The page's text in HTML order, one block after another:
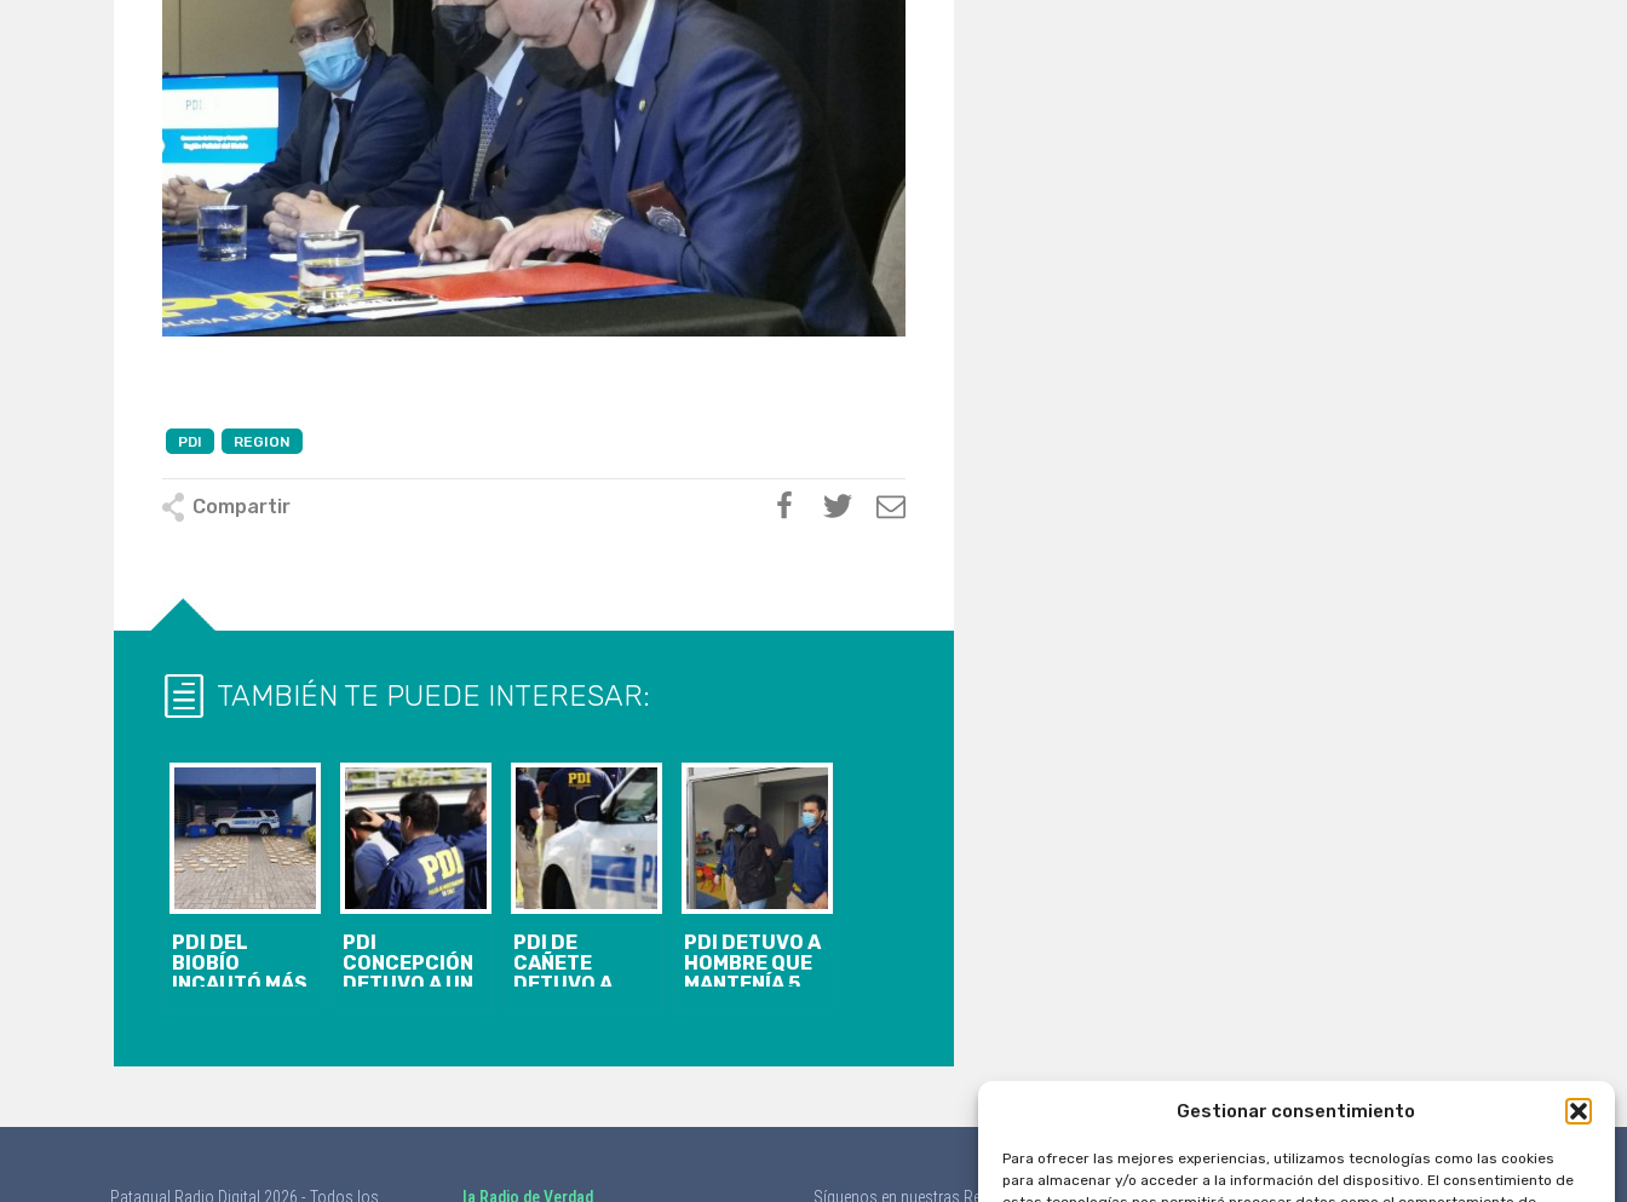
Gestionar consentimiento
Para ofrecer las mejores experiencias, utilizamos tecnologías como las cookies
para almacenar y/o acceder a la información del dispositivo. El consentimiento de
PDI REGION
Compartir
TAMBIÉN TE PUEDE INTERESAR:
PDI DEL
BIOBÍO
INCAUTÓ MÁS
PDI
CONCEPCIÓN
DETUVO A UN
PDI DE
CAÑETE
DETUVO A
SOCIALES
PDI DETUVO A
HOMBRE QUE
MANTENÍA 5
LESIONES
Patagual Radio Digital 2026 - Todos los la Radio de Verdad Síguenos en nuestras Redes Sociales